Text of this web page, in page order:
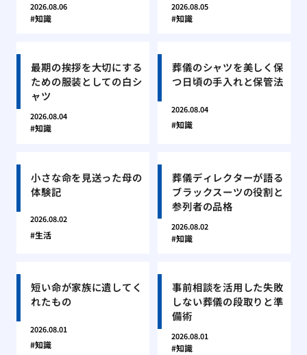
2026.08.06
知識
2026.08.05
知識
最期の挨拶を大切にする
ための服装としての白シ
ャツ
2026.08.04
知識
葬儀のシャツを美しく保
つ日頃の手入れと保管法
2026.08.04
知識
小さな命を見送った母の
体験記
2026.08.02
生活
葬儀ディレクターが語る
ブラックスーツの役割と
参列者の品格
2026.08.02
知識
短い命が家族に遺してく
れたもの
2026.08.01
知識
事前相談を活用した失敗
しない葬儀の段取りと準
備術
2026.08.01
知識